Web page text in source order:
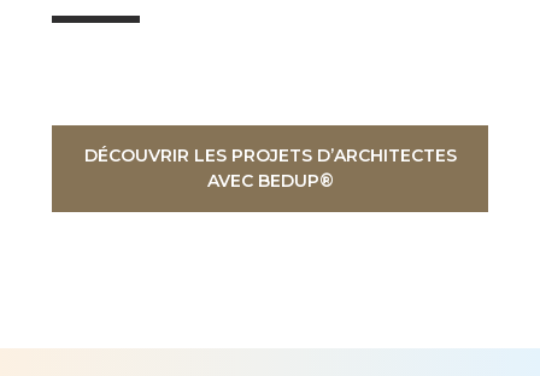
DÉCOUVRIR LES PROJETS D’ARCHITECTES
AVEC BEDUP®